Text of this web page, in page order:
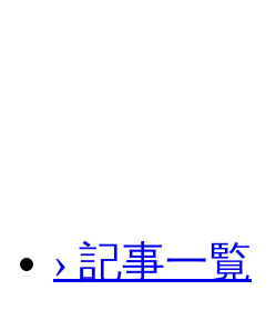
› 記事一覧